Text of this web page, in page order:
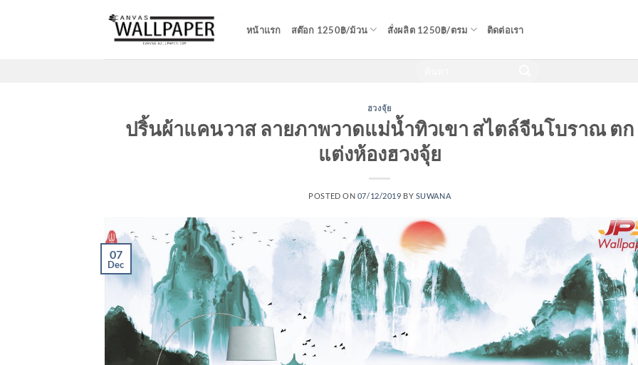
หน้าแรก สต๊อก 1250฿/ม้วน สั่งผลิต 1250฿/ตรม ติดต่อเรา
ฮวงจุ้ย
ปริ้นผ้าแคนวาส ลายภาพวาดแม่น้ำทิวเขา สไตล์จีนโบราณ ตก
แต่งห้องฮวงจุ้ย
POSTED ON 07/12/2019 BY SUWANA
07
Dec